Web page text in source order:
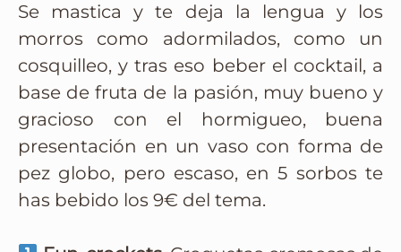
Se mastica y te deja la lengua y los
morros como adormilados, como un
cosquilleo, y tras eso beber el cocktail, a
base de fruta de la pasión, muy bueno y
gracioso con el hormigueo, buena
presentación en un vaso con forma de
pez globo, pero escaso, en 5 sorbos te
has bebido los 9€ del tema.